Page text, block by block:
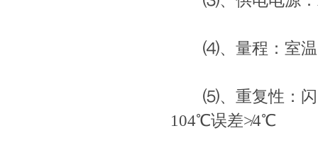
⑷、量程：室温
⑸、重复性：闪
104℃误差≯4℃